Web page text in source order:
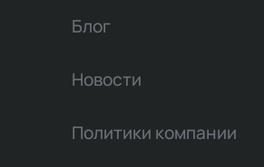
Блог
Новости
Политики компании